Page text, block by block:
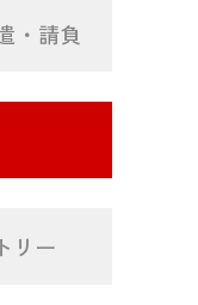
・請負
リー